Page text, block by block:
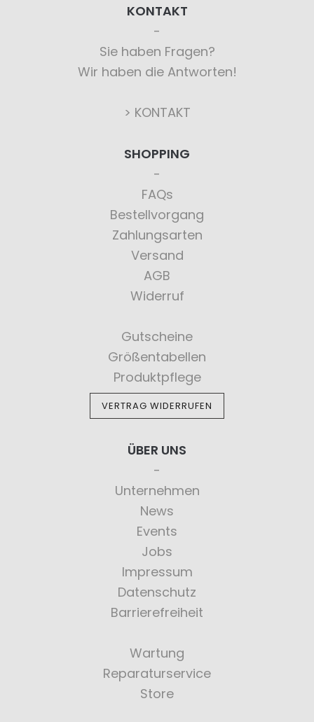
KONTAKT
Sie haben Fragen?
Wir haben die Antworten!
> KONTAKT
SHOPPING
FAQs
Bestellvorgang
Zahlungsarten
Versand
AGB
Widerruf
Gutscheine
Größentabellen
Produktpflege
VERTRAG WIDERRUFEN
ÜBER UNS
Unternehmen
News
Events
Jobs
Impressum
Datenschutz
Barrierefreiheit
Wartung
Reparaturservice
Store